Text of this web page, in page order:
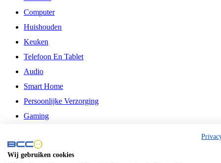
Computer
Huishouden
Keuken
Telefoon En Tablet
Audio
Smart Home
Persoonlijke Verzorging
Gaming
Philips
Wij gebruiken cookies